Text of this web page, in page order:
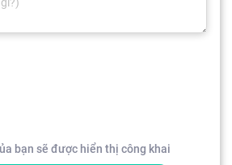
bạn sẽ được hiển thị công khai